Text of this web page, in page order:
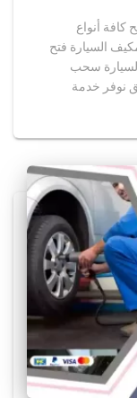
كافة أنواع
السيارة فتح
سحب
نوفر خدمة